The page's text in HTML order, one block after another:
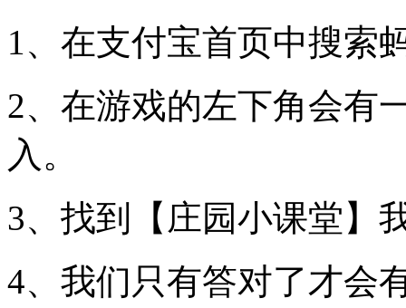
1、在支付宝首页中搜索
2、在游戏的左下角会有
入。
3、找到【庄园小课堂】
4、我们只有答对了才会